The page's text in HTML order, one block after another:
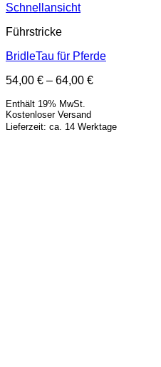
Schnellansicht
Führstricke
BridleTau für Pferde
54,00 € – 64,00 €Preisspanne:
Enthält 19% MwSt.
Kostenloser Versand
Lieferzeit: ca. 14 Werktage